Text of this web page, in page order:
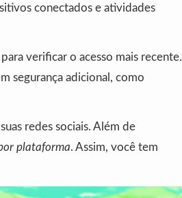
conectados e atividades
verificar o acesso mais recente.
segurança adicional, como
redes sociais. Além de
plataforma. Assim, você tem